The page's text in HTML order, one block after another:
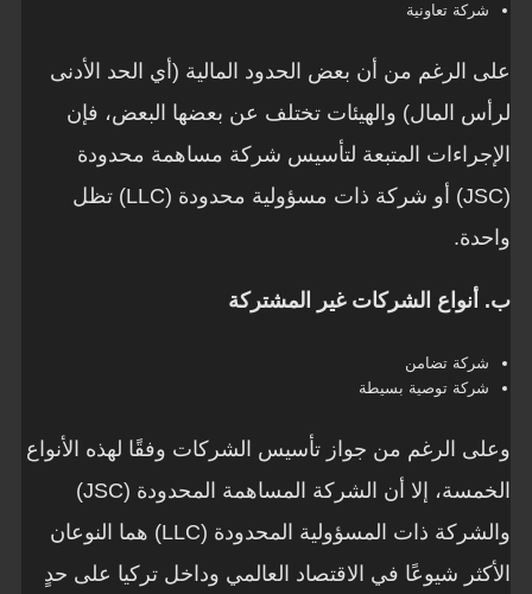
شركة تعاونية
على الرغم من أن بعض الحدود المالية (أي الحد الأدنى
لرأس المال) والهيئات تختلف عن بعضها البعض، فإن
الإجراءات المتبعة لتأسيس شركة مساهمة محدودة
(JSC) أو شركة ذات مسؤولية محدودة (LLC) تظل
واحدة.
ب. أنواع الشركات غير المشتركة
شركة تضامن
شركة توصية بسيطة
وعلى الرغم من جواز تأسيس الشركات وفقًا لهذه الأنواع
الخمسة، إلا أن الشركة المساهمة المحدودة (JSC)
والشركة ذات المسؤولية المحدودة (LLC) هما النوعان
الأكثر شيوعًا في الاقتصاد العالمي وداخل تركيا على حدٍ